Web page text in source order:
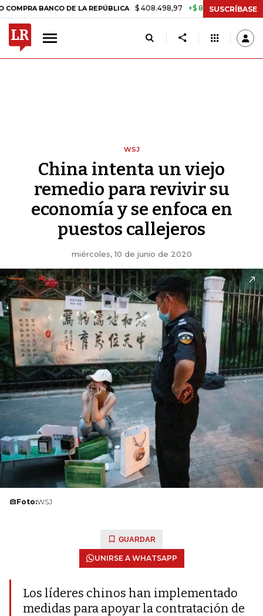
DE LA REPÚBLICA $ 408.498,97 +$ 8.753,81 +2,19% TASA DE
SUSCRÍBASE
WSJ
China intenta un viejo
remedio para revivir su
economía y se enfoca en
puestos callejeros
miércoles, 10 de junio de 2020
Foto:WSJ
GUARDAR
UNIRSE A WHATSAPP
Los líderes chinos han implementado
medidas para apoyar la contratación de